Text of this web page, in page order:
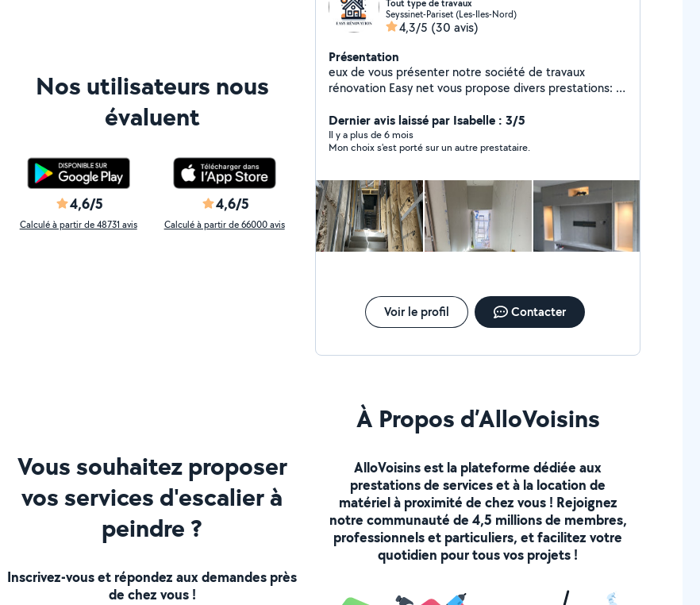
Nos utilisateurs nous
évaluent
4,6/5
Calculé à partir de 48731 avis
4,6/5
Calculé à partir de 66000 avis
Tout type de travaux
Seyssinet-Pariset (Les-Iles-Nord)
4,3/5 (30 avis)
Présentation
eux de vous présenter notre société de travaux
rénovation Easy net vous propose divers prestations: -
métiers - Démolition - Evacuation de tout type de
déchets - Montage meuble en kit - possibilité
d'effectuer un cahier des charge ou plan architectural
informations et demande supplémentaire À très
bientôt, merci
Dernier avis laissé par Isabelle : 3/5
Il y a plus de 6 mois
Mon choix s'est porté sur un autre prestataire.
Voir le profil Contacter
Vous souhaitez proposer
vos services d'escalier à
peindre ?
Inscrivez-vous et répondez aux demandes près
de chez vous !
À Propos d’AlloVoisins
AlloVoisins est la plateforme dédiée aux
prestations de services et à la location de
matériel à proximité de chez vous ! Rejoignez
notre communauté de 4,5 millions de membres,
professionnels et particuliers, et facilitez votre
quotidien pour tous vos projets !